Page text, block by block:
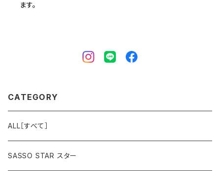
ます。
CATEGORY
ALL［すべて］
SASSO STAR スター